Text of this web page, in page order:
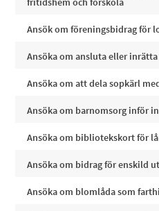
Ansök om föreningsbidrag för
Ansöka om ansluta eller
Ansöka om att dela sopkärl
Ansöka om barnomsorg inför
Ansöka om bibliotekskort för
Ansöka om bidrag för enskild
Ansöka om blomlåda som